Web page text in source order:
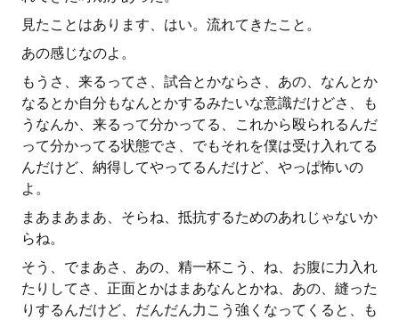
見たことはあります、はい。流れてきたこと。
あの感じなのよ。
もうさ、来るってさ、試合とかならさ、あの、なんとか
なるとか自分もなんとかするみたいな意識だけどさ、も
うなんか、来るって分かってる、これから殴られるんだ
って分かってる状態でさ、でもそれを僕は受け入れてる
んだけど、納得してやってるんだけど、やっぱ怖いの
よ。
まあまあまあ、そらね、抵抗するためのあれじゃないか
らね。
そう、でまあさ、あの、精一杯こう、ね、お腹に力入れ
たりしてさ、正面とかはまあなんとかね、あの、縫った
りするんだけど、だんだん力こう強くなってくると、も